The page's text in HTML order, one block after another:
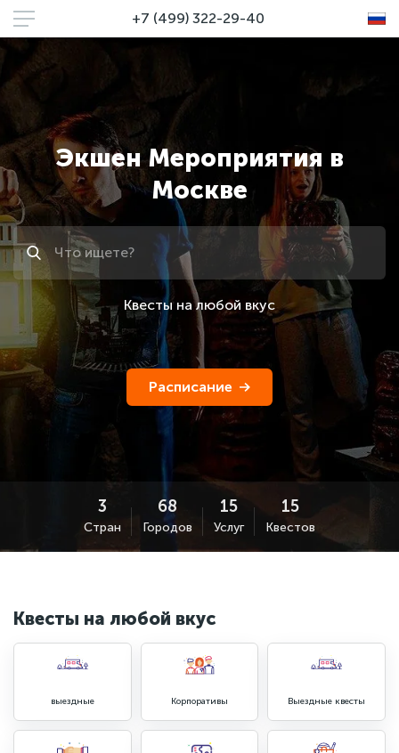
+7 (499) 322-29-40
Экшен Мероприятия в
Москве
Поиск
Квесты на любой вкус
Расписание
Стран Городов Услуг Квестов
Квесты на любой вкус
выездные Корпоративы Выездные квесты